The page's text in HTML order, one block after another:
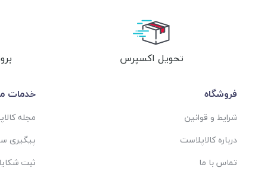
تحویل اکسپرس
فروشگاه
شرایط و قوانین
درباره کالاپلاست
تماس با ما
خدمات
مجله
پیگیری
ثبت